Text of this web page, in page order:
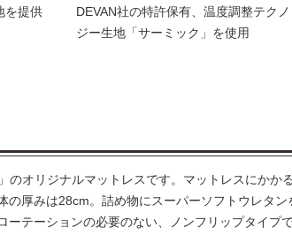
を提供
DEVAN社の特許保有、温度調整テクノ
ジー生地「サーミック」を使用
オリジナルマットレスです。マットレスにかかる
厚みは28cm。詰め物にスーパーソフトウレタン
ーテーションの必要のない、ノンフリップタイプ